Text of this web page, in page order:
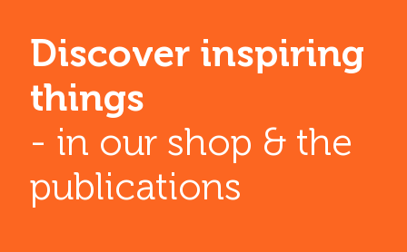
Discover inspiring
things
- in our shop & the
publications